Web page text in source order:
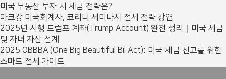
미국 부동산 투자 시 세금 전략은?
마크강 미국회계사, 코리니 세미나서 절세 전략 강연
2025년 시행 트럼프 계좌(Trump Account) 완전 정리｜미국 세금
및 자녀 자산 설계
2025 OBBBA (One Big Beautiful Bil Act): 미국 세금 신고를 위한
스마트 절세 가이드